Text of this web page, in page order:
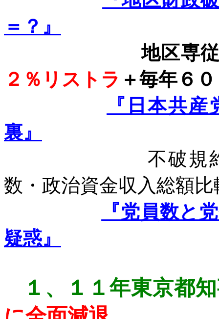
＝？』
地区専従１
２％リストラ ＋毎年６
『日本共
裏』
不破規
数・政治資金収入総額比
『党員数と
疑惑』
１、
１１年東京都